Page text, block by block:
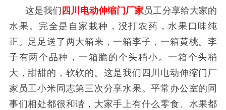
这是我们 四川电动伸缩门厂家员工分享给大家的
水果。完全是自家栽种，没打农药，水果口味纯
正。足足送了两大箱来，一箱李子，一箱黄桃。李
子有两个品种，一箱脆的个头稍小。一箱个头稍
大，甜甜的，软软的。这是我们四川电动伸缩门厂
家员工小米同志第三次分享水果。平常办公室的同
事们相处都很和谐，大家手上有什么零食、水果都